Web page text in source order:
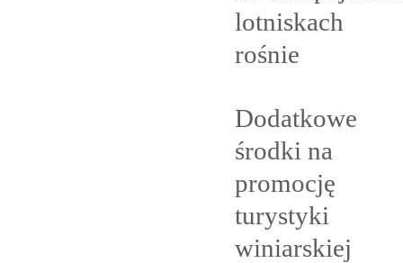
lotniskach
rośnie
Dodatkowe
środki na
promocję
turystyki
winiarskiej